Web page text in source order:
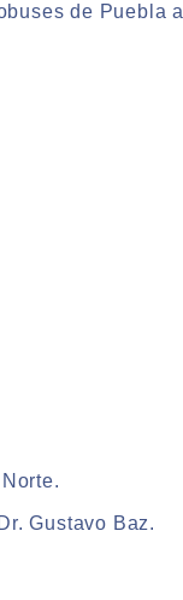
de Puebla a
Gustavo Baz.